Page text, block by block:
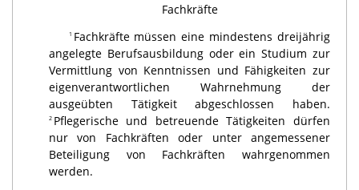
Fachkräfte
1 Fachkräfte müssen eine mindestens dreijährig
angelegte Berufsausbildung oder ein Studium zur
Vermittlung von Kenntnissen und Fähigkeiten zur
eigenverantwortlichen Wahrnehmung der
ausgeübten Tätigkeit abgeschlossen haben.
2 Pflegerische und betreuende Tätigkeiten dürfen
nur von Fachkräften oder unter angemessener
Beteiligung von Fachkräften wahrgenommen
werden.